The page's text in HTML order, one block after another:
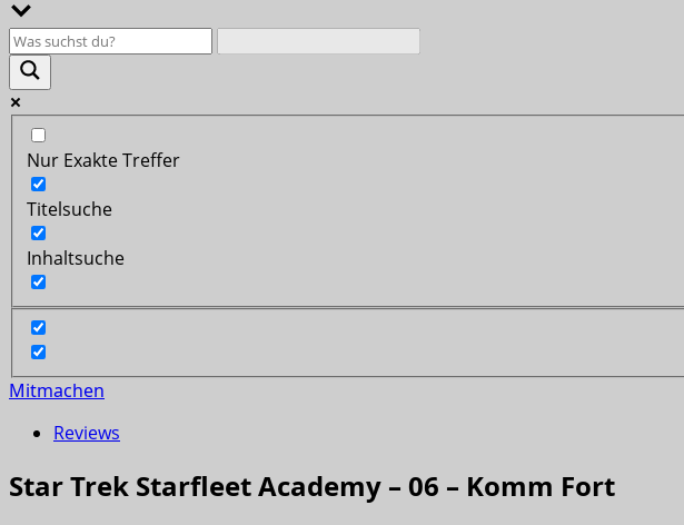
Nur Exakte Treffer
Titelsuche
Inhaltsuche
Mitmachen
Reviews
Star Trek Starfleet Academy – 06 – Komm Fort